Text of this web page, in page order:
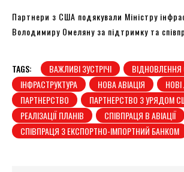
Партнери з США подякували Міністру
Володимиру Омеляну за підтримку та
TAGS: ВАЖЛИВІ ЗУСТРІЧІ
ВІДНОВЛЕННЯ
ІНФРАСТРУКТУРА
НОВА АВІАЦІЯ
ПАРТНЕРСТВО
ПАРТНЕРСТВО З УРЯДОМ
РЕАЛІЗАЦІЇ ПЛАНІВ
СПІВПРАЦЯ В АВІАЦІЇ
СПІВПРАЦЯ З ЕКСПОРТНО-ІМПОРТНИЙ БАНКОМ